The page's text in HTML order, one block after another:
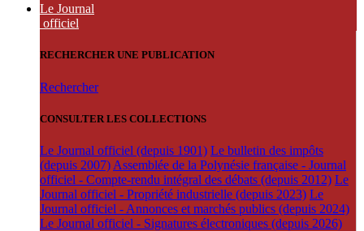
Le Journal
officiel
RECHERCHER UNE PUBLICATION
Rechercher
CONSULTER LES COLLECTIONS
Le Journal officiel (depuis 1901) Le bulletin des impôts
(depuis 2007) Assemblée de la Polynésie française - Journal
officiel - Compte-rendu intégral des débats (depuis 2012) Le
Journal officiel - Propriété industrielle (depuis 2023) Le
Journal officiel - Annonces et marchés publics (depuis 2024)
Le Journal officiel - Signatures électroniques (depuis 2026)